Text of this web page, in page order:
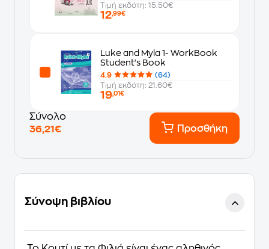
Τιμή εκδότη: 15.50€
12,99€
Luke and Myla 1- WorkBook
Student's Book
4.9
(64)
Τιμή εκδότη: 21.60€
19,01€
Σύνολο
36,21€
Προσθήκη
Σύνοψη βιβλίου